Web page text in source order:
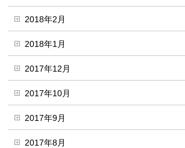
2018年2月
2018年1月
2017年12月
2017年10月
2017年9月
2017年8月